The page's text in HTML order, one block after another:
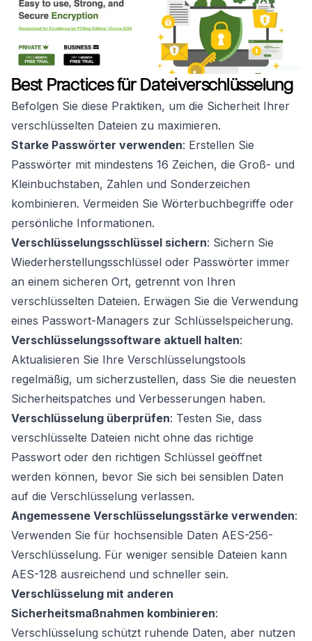
Best Practices für Dateiverschlüsselung
Befolgen Sie diese Praktiken, um die Sicherheit Ihrer
verschlüsselten Dateien zu maximieren.
Starke Passwörter verwenden: Erstellen Sie
Passwörter mit mindestens 16 Zeichen, die Groß- und
Kleinbuchstaben, Zahlen und Sonderzeichen
kombinieren. Vermeiden Sie Wörterbuchbegriffe oder
persönliche Informationen.
Verschlüsselungsschlüssel sichern: Sichern Sie
Wiederherstellungsschlüssel oder Passwörter immer
an einem sicheren Ort, getrennt von Ihren
verschlüsselten Dateien. Erwägen Sie die Verwendung
eines Passwort-Managers zur Schlüsselspeicherung.
Verschlüsselungssoftware aktuell halten:
Aktualisieren Sie Ihre Verschlüsselungstools
regelmäßig, um sicherzustellen, dass Sie die neuesten
Sicherheitspatches und Verbesserungen haben.
Verschlüsselung überprüfen: Testen Sie, dass
verschlüsselte Dateien nicht ohne das richtige
Passwort oder den richtigen Schlüssel geöffnet
werden können, bevor Sie sich bei sensiblen Daten
auf die Verschlüsselung verlassen.
Angemessene Verschlüsselungsstärke verwenden:
Verwenden Sie für hochsensible Daten AES-256-
Verschlüsselung. Für weniger sensible Dateien kann
AES-128 ausreichend und schneller sein.
Verschlüsselung mit anderen
Sicherheitsmaßnahmen kombinieren:
Verschlüsselung schützt ruhende Daten, aber nutzen